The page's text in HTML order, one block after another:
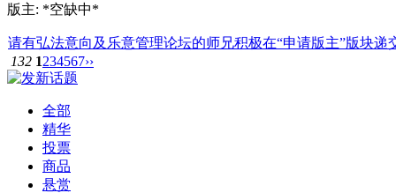
版主: *空缺中*
请有弘法意向及乐意管理论坛的师兄积极在“申请版主”版块递
132 1234567››
全部
精华
投票
商品
悬赏